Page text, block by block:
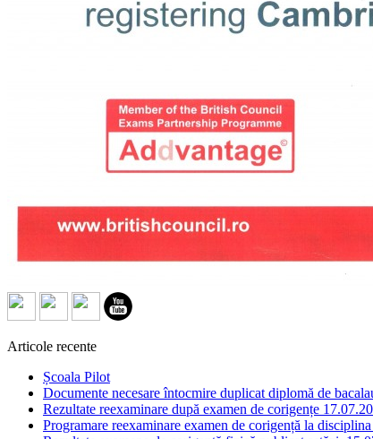
Articole recente
Școala Pilot
Documente necesare întocmire duplicat diplomă de
Rezultate reexaminare după examen de corigențe
Programare reexaminare examen de corigență la